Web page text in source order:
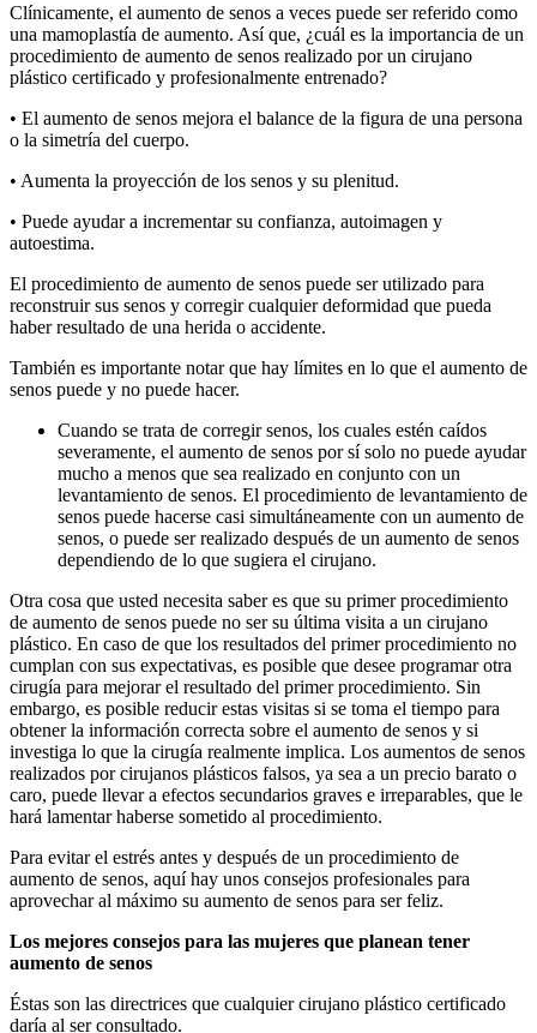
Clínicamente, el aumento de senos a veces puede ser referido como
una mamoplastía de aumento. Así que, ¿cuál es la importancia de un
procedimiento de aumento de senos realizado por un cirujano
plástico certificado y profesionalmente entrenado?
• El aumento de senos mejora el balance de la figura de una persona
o la simetría del cuerpo.
• Aumenta la proyección de los senos y su plenitud.
• Puede ayudar a incrementar su confianza, autoimagen y
autoestima.
El procedimiento de aumento de senos puede ser utilizado para
reconstruir sus senos y corregir cualquier deformidad que pueda
haber resultado de una herida o accidente.
También es importante notar que hay límites en lo que el aumento de
senos puede y no puede hacer.
Cuando se trata de corregir senos, los cuales estén caídos
severamente, el aumento de senos por sí solo no puede ayudar
mucho a menos que sea realizado en conjunto con un
levantamiento de senos. El procedimiento de levantamiento de
senos puede hacerse casi simultáneamente con un aumento de
senos, o puede ser realizado después de un aumento de senos
dependiendo de lo que sugiera el cirujano.
Otra cosa que usted necesita saber es que su primer procedimiento
de aumento de senos puede no ser su última visita a un cirujano
plástico. En caso de que los resultados del primer procedimiento no
cumplan con sus expectativas, es posible que desee programar otra
cirugía para mejorar el resultado del primer procedimiento. Sin
embargo, es posible reducir estas visitas si se toma el tiempo para
obtener la información correcta sobre el aumento de senos y si
investiga lo que la cirugía realmente implica. Los aumentos de senos
realizados por cirujanos plásticos falsos, ya sea a un precio barato o
caro, puede llevar a efectos secundarios graves e irreparables, que le
hará lamentar haberse sometido al procedimiento.
Para evitar el estrés antes y después de un procedimiento de
aumento de senos, aquí hay unos consejos profesionales para
aprovechar al máximo su aumento de senos para ser feliz.
Los mejores consejos para las mujeres que planean tener
aumento de senos
Éstas son las directrices que cualquier cirujano plástico certificado
daría al ser consultado.